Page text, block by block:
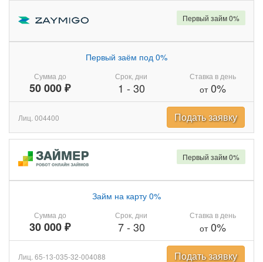
Сумма до
50 000 ₽
Первый заём под 0%
Срок, дни
1 - 30
Ставка в день
от0%
Первый займ 0%
Лиц. 004400 Подать заявку
Сумма до
30 000 ₽
Займ на карту 0%
Срок, дни
7- 30
Ставка в день
от0%
Первый займ 0%
Лиц. 65-13-035-32-004088 Подать заявку